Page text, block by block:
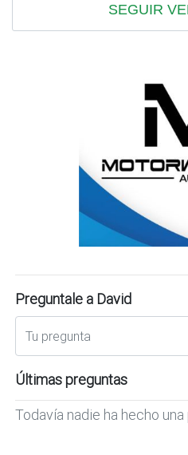
SEGUIR
Preguntale a David
Últimas preguntas
Todavía nadie ha hecho una